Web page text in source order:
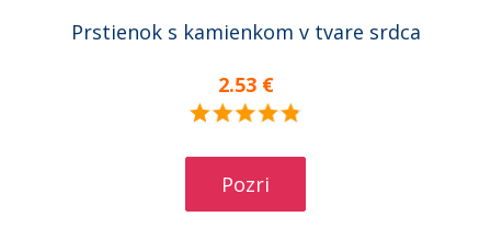
Prstienok s kamienkom v tvare srdca
2.53 €
Pozri